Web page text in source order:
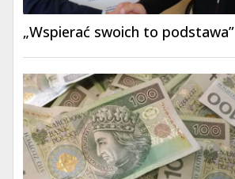
„Wspierać swoich to podstawa”